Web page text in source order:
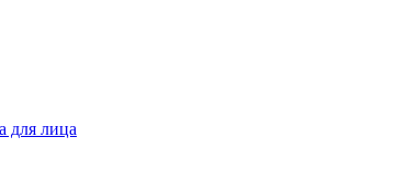
для лица